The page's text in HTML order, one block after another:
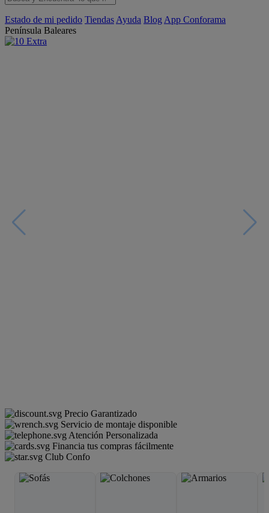
Estado de mi pedido Tiendas Ayuda Blog App Conforama
Península Baleares
Precio Garantizado
Servicio de montaje disponible
Atención Personalizada
Financia tus compras fácilmente
Club Confo